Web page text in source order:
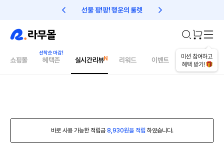
선물 팡!팡! 행운의 룰렛 친구초대 1만원 리워드!
미션 참여하고
혜택 받기!
쇼핑몰 혜택존 실시간리뷰 리워드 이벤트 건강매거진
바로 사용 가능한 적립금 8,930원을 적립 하였습니다.